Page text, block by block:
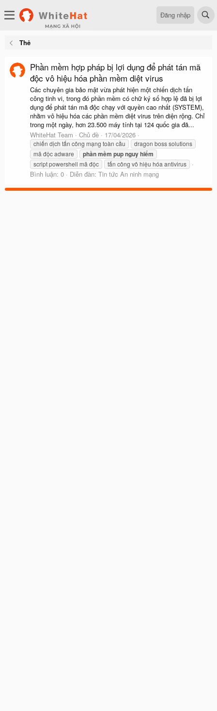
Đăng nhập
Thẻ
Phần mềm hợp pháp bị lợi dụng để phát tán mã
độc vô hiệu hóa phần mềm diệt virus
Các chuyên gia bảo mật vừa phát hiện một chiến dịch tấn
công tinh vi, trong đó phần mềm có chữ ký số hợp lệ đã bị lợi
dụng để phát tán mã độc chạy với quyền cao nhất (SYSTEM),
nhằm vô hiệu hóa các phần mềm diệt virus trên diện rộng. Chỉ
trong một ngày, hơn 23.500 máy tính tại 124 quốc gia đã...
WhiteHat Team
Chủ đề 17/04/2026
chiến dịch tấn công mạng toàn cầu
dragon boss solutions
mã độc adware
phầnmềm pupnguyhiểm
script powershell mã độc tấn công vô hiệu hóa antivirus
Bình luận: 0 Diễn đàn: Tin tức An ninh mạng